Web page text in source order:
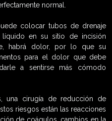
normal.
colocar tubos de drenaje
líquido en su sitio de incisión
habrá dolor, por lo que su
para el dolor que debe
a sentirse más cómodo
una cirugía de reducción de
riesgos están las reacciones
de coágulos, cambios en la